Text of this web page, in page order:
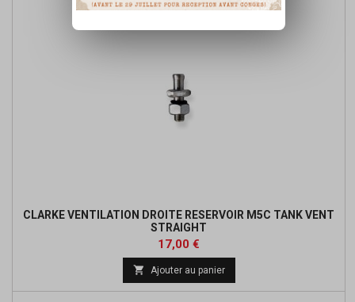
CLARKE VENTILATION DROITE RESERVOIR M5C TANK VENT
STRAIGHT
Prix
17,00 €
 Ajouter au panier